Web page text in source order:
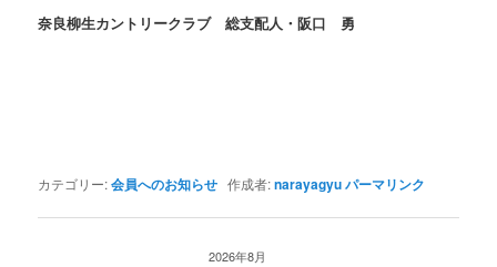
奈良柳生カントリークラブ 総支配人・阪口 勇
カテゴリー:会員へのお知らせ 作成者:narayagyuパーマリンク
2026年8月